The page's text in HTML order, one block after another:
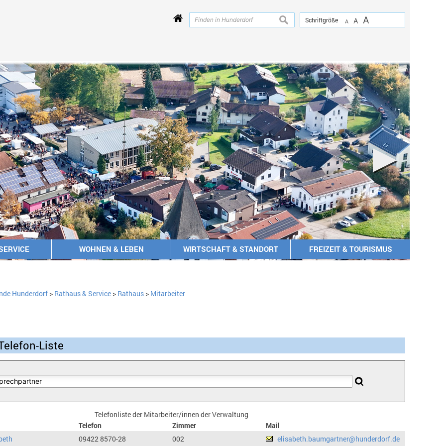
Schriftgröße A A A
suchen
WOHNEN & LEBEN WIRTSCHAFT & STANDORT FREIZEIT & TOURISMUS
Hunderdorf> Rathaus & Service> Rathaus> Mitarbeiter
Liste
Telefonliste der Mitarbeiter/innen der Verwaltung
Telefon
Zimmer
Mail
09422 8570-28 002 elisabeth.baumgartner@hunderdorf.de